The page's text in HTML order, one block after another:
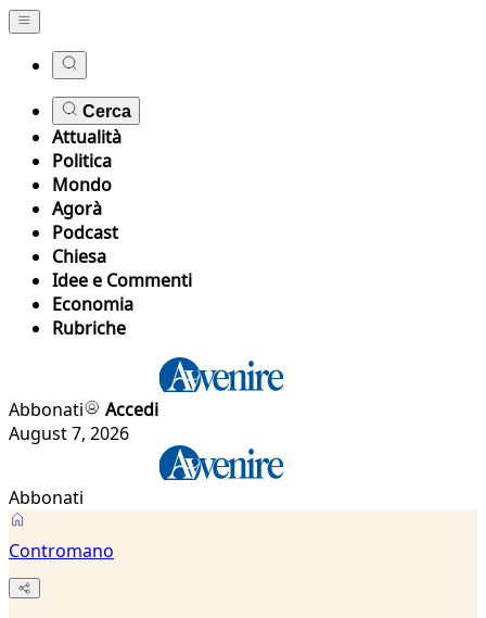
Cerca
Attualità
Politica
Mondo
Agorà
Podcast
Chiesa
Idee e Commenti
Economia
Rubriche
Abbonati
Accedi
August 7, 2026
Abbonati
Contromano